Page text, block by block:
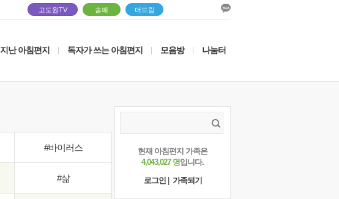
고도원TV 솔패 더드림
지난 아침편지 독자가 쓰는 아침편지 모음방 나눔터
#바이러스
#삶
현재 아침편지 가족은
4,043,027 명입니다.
로그인
가족되기